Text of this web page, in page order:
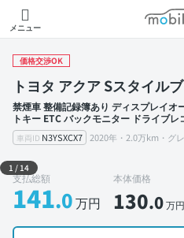
メニュー
価格交渉OK
トヨタ アクア Sスタイル
禁煙車 整備記録簿あり ディスプレイオ
トキー ETC バックモニター ドライブレ
車両ID N3YSXCX7 2020年・2.0万km・グ
外装 左前
1 /14
支払総額
141.0万円
本体価格
130.0万円